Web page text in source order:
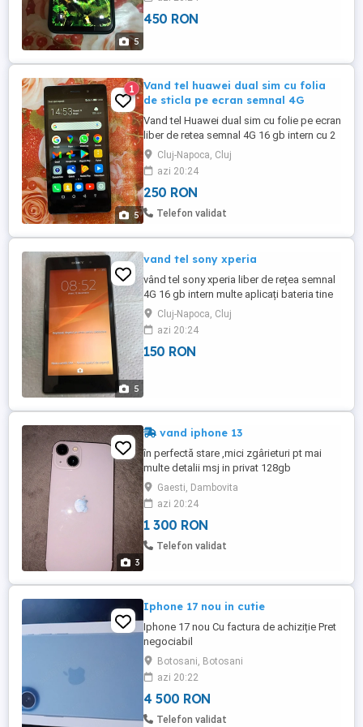
5
450 RON
5
1
Vand tel huawei dual sim cu folia
de sticla pe ecran semnal 4G
Vand tel Huawei dual sim cu folie pe ecran
liber de retea semnal 4G 16 gb intern cu 2
gb ram multe aplicati bateria tine bine
2,3zile poze reale astept oferte dar an
floresti sau cluj nu se triite an tara.tel .
Cluj-Napoca, Cluj
azi 20:24
250 RON
Telefon validat
5
vand tel sony xperia
vând tel sony xperia liber de rețea semnal
4G 16 gb intern multe aplicați bateria tine
bine poze reale aștept oferte dar an
floresti sau cluj.
Cluj-Napoca, Cluj
azi 20:24
150 RON
3
vand iphone 13
în perfectă stare ,mici zgârieturi pt mai
multe detalii msj in privat 128gb
Gaesti, Dambovita
azi 20:24
1 300 RON
Telefon validat
Iphone 17 nou in cutie
Iphone 17 nou Cu factura de achiziție Pret
negociabil
Botosani, Botosani
azi 20:22
4 500 RON
Telefon validat